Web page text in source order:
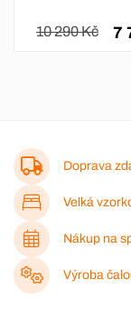
10 290 Kč 7
Doprava
Velká
Nákup na
Výroba